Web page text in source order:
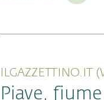
ILGAZZETTINO.IT
Piave,